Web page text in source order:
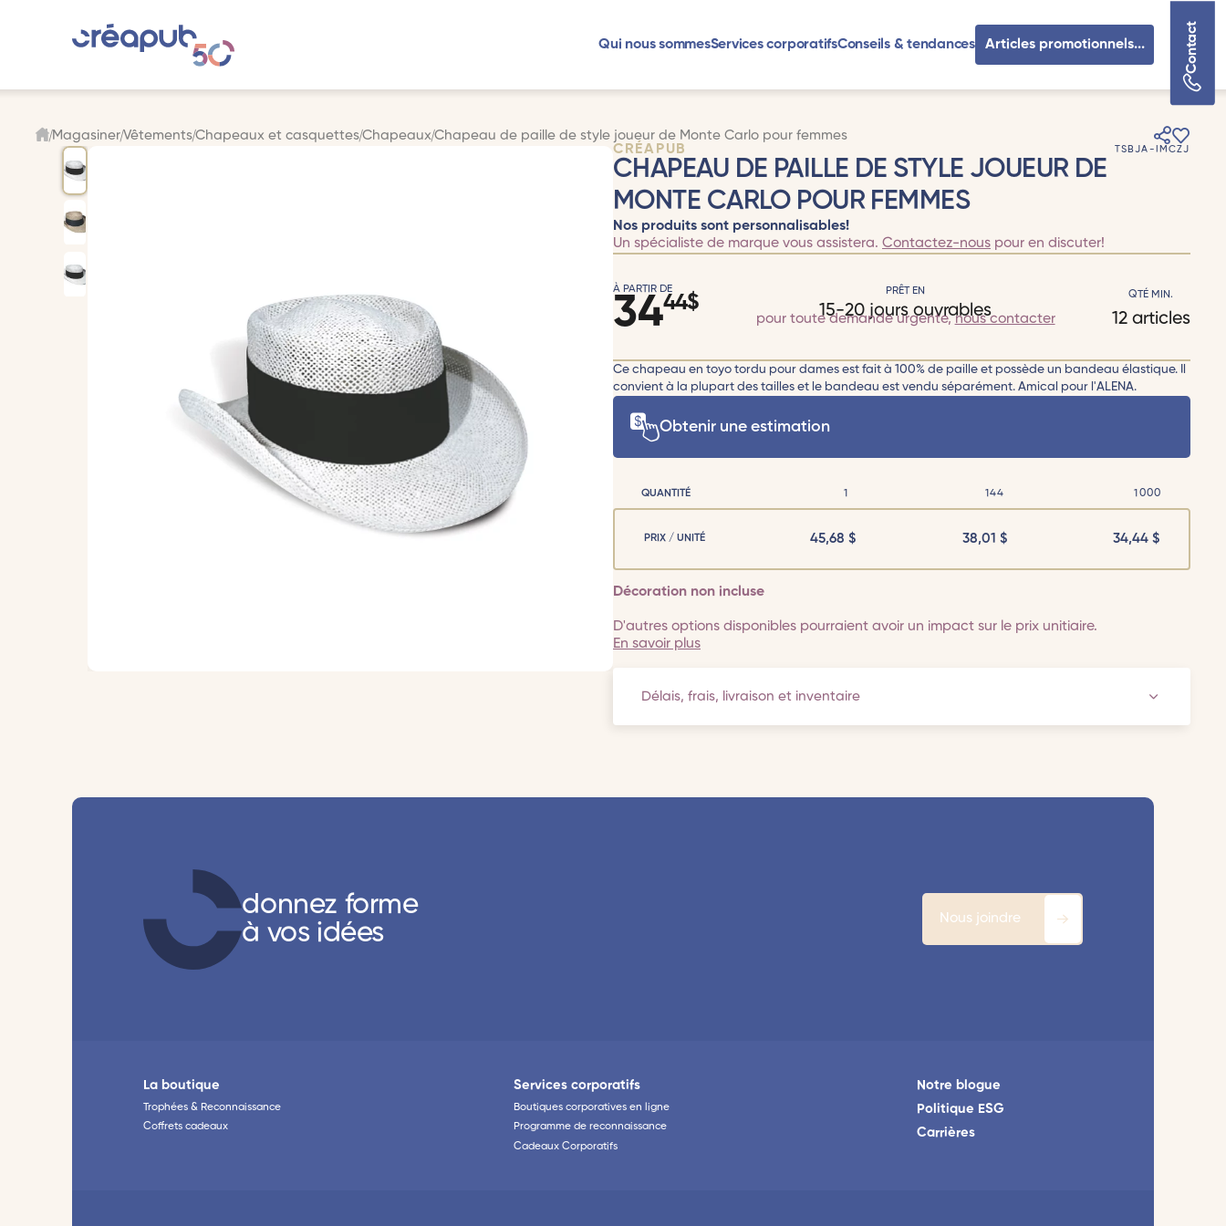
Qui nous sommesServices corporatifsConseils & tendances Contact
Articles promotionnels...
Magasiner Vêtements Chapeaux et casquettes Chapeaux Chapeau de paille de style joueur de Monte Carlo pour femmes
CRÉAPUB TSBJA-IMCZJ
CHAPEAU DE PAILLE DE STYLE JOUEUR DE
MONTE CARLO POUR FEMMES
Nos produits sont personnalisables!
Un spécialiste de marque vous assistera. Contactez-nous pour en discuter!
À PARTIR DE
3444$
PRÊT EN
15-20 jours ouvrables
pour toute demande urgente,nous contacter
QTÉ MIN.
12 articles
Ce chapeau en toyo tordu pour dames est fait à 100% de paille et possède un bandeau élastique. Il
convient à la plupart des tailles et le bandeau est vendu séparément. Amical pour l'ALENA.
Obtenir une estimation
QUANTITÉ 1 144 1000
PRIX / UNITÉ 45,68 $ 38,01$ 34,44 $
Décoration non incluse
D'autres options disponibles pourraient avoir un impact sur le prix unitiaire.
En savoir plus
Délais, frais, livraison et inventaire
donnez forme
à vos idées
Nous joindre
La boutique
Trophées & Reconnaissance
Coffrets cadeaux
Services corporatifs
Boutiques corporatives en ligne
Programme de reconnaissance
Cadeaux Corporatifs
Notre blogue
Politique ESG
Carrières